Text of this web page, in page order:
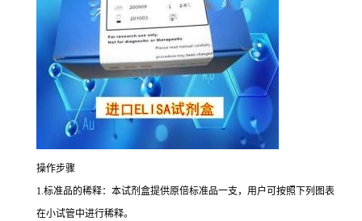
操作步骤
1.标准品的稀释：本试剂盒提供原倍标准品一支，用户可按照下列图表
在小试管中进行稀释。